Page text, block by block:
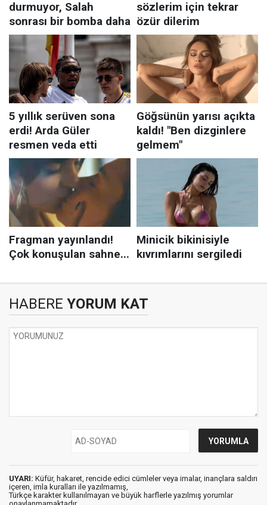
HABERE YORUM KAT
UYARI: Küfür, hakaret, rencide edici cümleler veya imalar, inançlara saldırı
içeren, imla kuralları ile yazılmamış,
Türkçe karakter kullanılmayan ve büyük harflerle yazılmış yorumlar